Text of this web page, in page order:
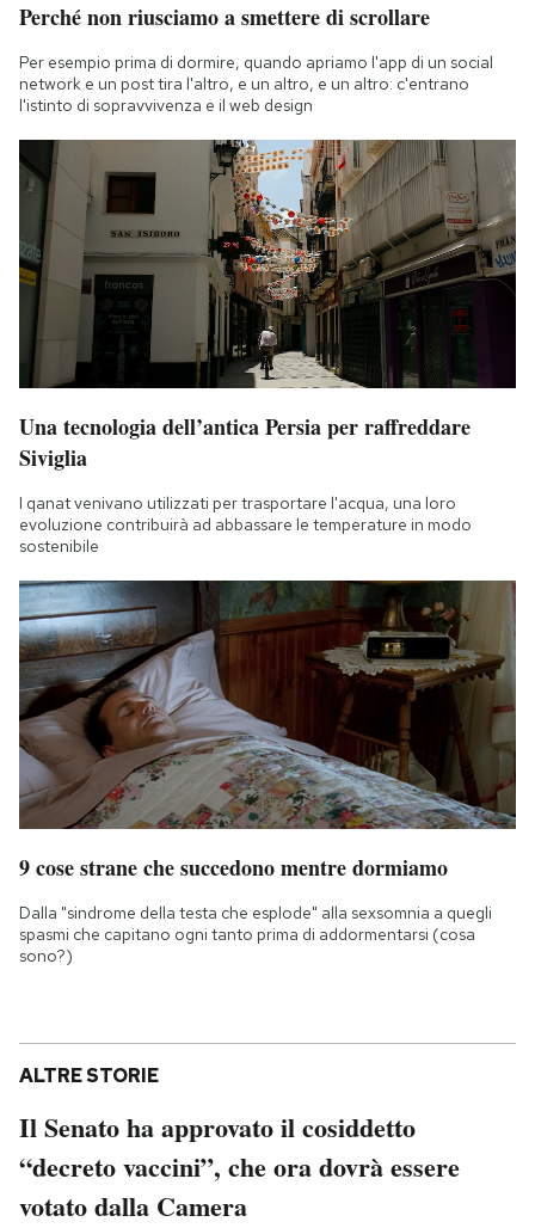
Esci
Perché non riusciamo a smettere di scrollare
Per esempio prima di dormire, quando apriamo l'app di un social
network e un post tira l'altro, e un altro, e un altro: c'entrano
l'istinto di sopravvivenza e il web design
Una tecnologia dell’antica Persia per raffreddare
Siviglia
I qanat venivano utilizzati per trasportare l'acqua, una loro
evoluzione contribuirà ad abbassare le temperature in modo
sostenibile
9 cose strane che succedono mentre dormiamo
Dalla "sindrome della testa che esplode" alla sexsomnia a quegli
spasmi che capitano ogni tanto prima di addormentarsi (cosa
sono?)
ALTRE STORIE
Il Senato ha approvato il cosiddetto
“decreto vaccini”, che ora dovrà essere
votato dalla Camera